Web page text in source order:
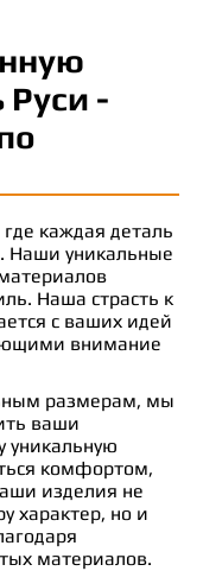
-
каждая деталь
Наши уникальные
Наша страсть к
с ваших идей
внимание
размерам, мы
ваши
уникальную
комфортом,
изделия не
характер, но и
материалов.